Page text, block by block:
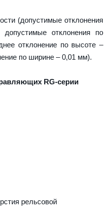
(допустимые отклонения
отклонения по
отклонение по высоте –
по ширине – 0,01 мм).
RG-серии
рельсовой